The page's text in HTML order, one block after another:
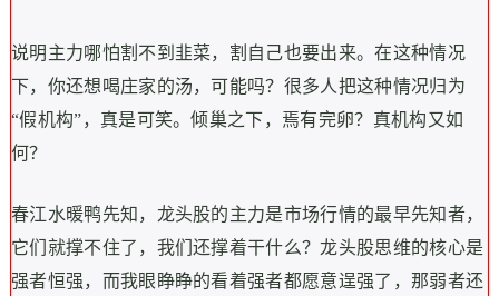
说明主力哪怕割不到韭菜，割自己也要出来。在这种情况
下，你还想喝庄家的汤，可能吗？很多人把这种情况归为
“假机构”，真是可笑。倾巢之下，焉有完卵？真机构又如
何？
春江水暖鸭先知，龙头股的主力是市场行情的最早先知者，
它们就撑不住了，我们还撑着干什么？龙头股思维的核心是
强者恒强，而我眼睁睁的看着强者都愿意逞强了，那弱者还